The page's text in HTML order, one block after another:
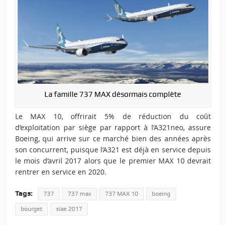
La famille 737 MAX désormais complète
Le MAX 10, offrirait 5% de réduction du coût
d’exploitation par siège par rapport à l’A321neo, assure
Boeing, qui arrive sur ce marché bien des années après
son concurrent, puisque l’A321 est déjà en service depuis
le mois d’avril 2017 alors que le premier MAX 10 devrait
rentrer en service en 2020.
Tags: 737 737 max 737 MAX 10 boeing
bourget siae 2017